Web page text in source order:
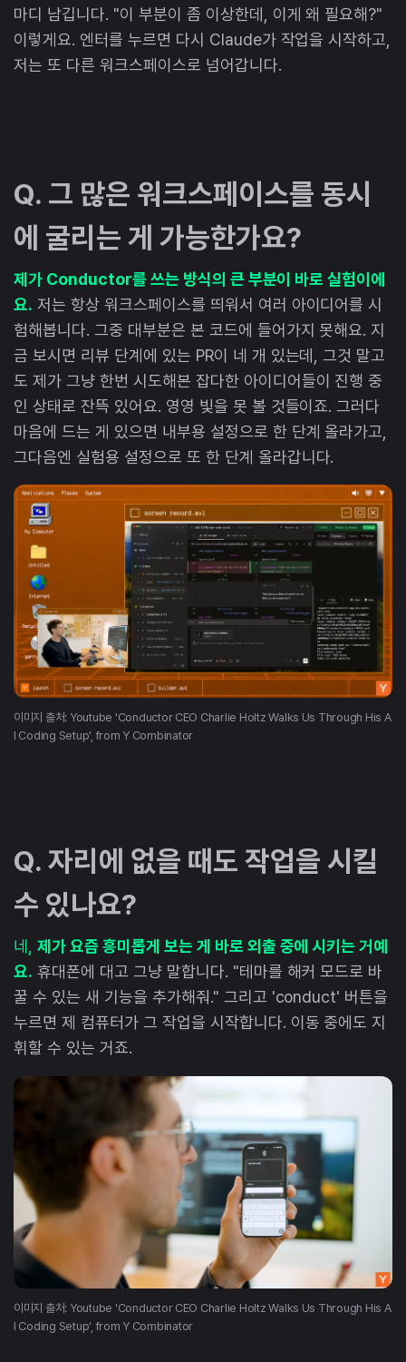
마디 남깁니다. "이 부분이 좀 이상한데, 이게 왜 필요해?"
이렇게요. 엔터를 누르면 다시 Claude가 작업을 시작하고,
저는 또 다른 워크스페이스로 넘어갑니다.
Q. 그 많은 워크스페이스를 동시
에 굴리는 게 가능한가요?
제가 Conductor를 쓰는 방식의 큰 부분이 바로 실험이에
요. 저는 항상 워크스페이스를 띄워서 여러 아이디어를 시
험해봅니다. 그중 대부분은 본 코드에 들어가지 못해요. 지
금 보시면 리뷰 단계에 있는 PR이 네 개 있는데, 그것 말고
도 제가 그냥 한번 시도해본 잡다한 아이디어들이 진행 중
인 상태로 잔뜩 있어요. 영영 빛을 못 볼 것들이죠. 그러다
마음에 드는 게 있으면 내부용 설정으로 한 단계 올라가고,
그다음엔 실험용 설정으로 또 한 단계 올라갑니다.
이미지 출처: Youtube 'Conductor CEO Charlie Holtz Walks Us Through His A
I Coding Setup', from Y Combinator
Q. 자리에 없을 때도 작업을 시킬
수 있나요?
네, 제가 요즘 흥미롭게 보는 게 바로 외출 중에 시키는 거예
요. 휴대폰에 대고 그냥 말합니다. "테마를 해커 모드로 바
꿀 수 있는 새 기능을 추가해줘." 그리고 'conduct' 버튼을
누르면 제 컴퓨터가 그 작업을 시작합니다. 이동 중에도 지
휘할 수 있는 거죠.
이미지 출처: Youtube 'Conductor CEO Charlie Holtz Walks Us Through His A
I Coding Setup', from Y Combinator